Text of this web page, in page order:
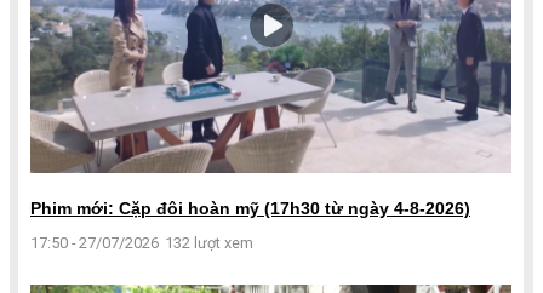
Phim mới: Cặp đôi hoàn mỹ (17h30 từ ngày 4-8-2026)
17:50 - 27/07/2026 132 lượt xem